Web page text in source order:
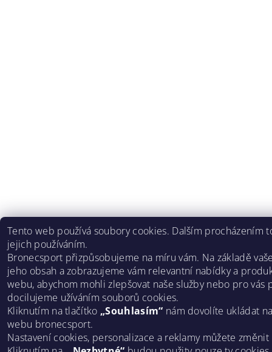
Tento web používá soubory cookies. Dalším procházením
jejich používáním.
Bronecsport přizpůsobujeme na míru vám. Na základě
jeho obsah a zobrazujeme vám relevantní nabídky a
webu, abychom mohli zlepšovat naše služby nebo pro vás
docilujeme užíváním souborů cookies.
Kliknutím na tlačítko „Souhlasím“ nám dovolíte ukládat
webu bronecsport.
Nastavení cookies, personalizace a reklamy můžete